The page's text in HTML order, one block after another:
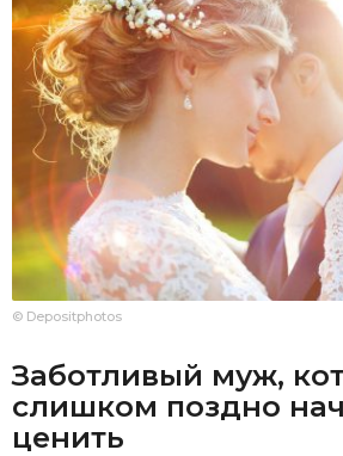
© Depositphotos
Заботливый муж,
слишком поздно
ценить